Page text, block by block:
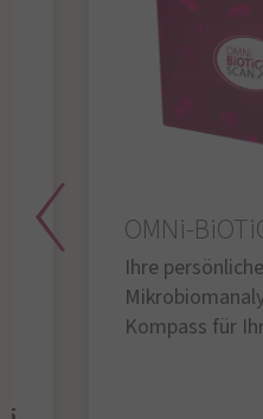
OMNi-
Ihre persönliche
Kompass für